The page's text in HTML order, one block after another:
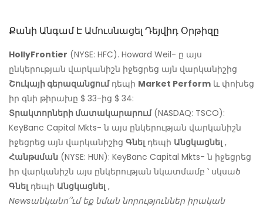
Քանի Անգամ Է Ամուսնացել Դեյվիդ Օրթիզը
HollyFrontier (NYSE: HFC). Howard Weil- ը այս
ընկերության վարկանիշն իջեցրեց այն վարկանիշից
Շուկայի գերազանցումդեպի Market Perform և փոխեց
իր գնի թիրախը $ 33-ից $ 34:
Տրակտորների մատակարարում(NASDAQ: TSCO):
KeyBanc Capital Mkts- ն այս ընկերության վարկանիշն
իջեցրեց այն վարկանիշից Գնել դեպի Անցկացնել ,
Հանթսման (NYSE: HUN): KeyBanc Capital Mkts- ն իջեցրեց
իր վարկանիշն այս ընկերության նկատմամբ ՝ սկսած
Գնել դեպի Անցկացնել ,
Newsանկանո՞ւմ եք նման նորություններ իրական